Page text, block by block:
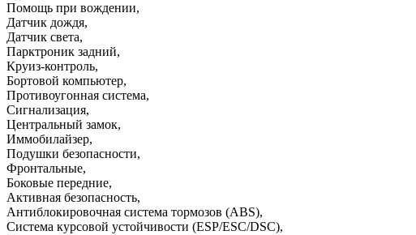
Помощь при вождении,
Датчик дождя,
Датчик света,
Парктроник задний,
Круиз-контроль,
Бортовой компьютер,
Противоугонная система,
Сигнализация,
Центральный замок,
Иммобилайзер,
Подушки безопасности,
Фронтальные,
Боковые передние,
Активная безопасность,
Антиблокировочная система тормозов (ABS),
Система курсовой устойчивости (ESP/ESC/DSC),